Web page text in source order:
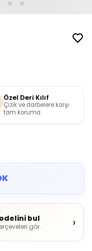
Özel Deri Kılıf
Çizik ve darbelere karşı
tam koruma
bul
gör. ›